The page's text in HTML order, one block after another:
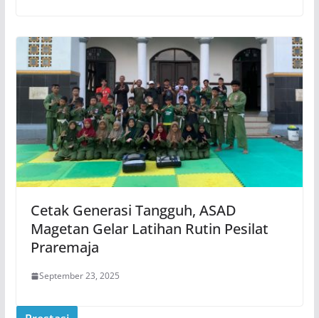
Cetak Generasi Tangguh, ASAD
Magetan Gelar Latihan Rutin Pesilat
Praremaja
September 23, 2025